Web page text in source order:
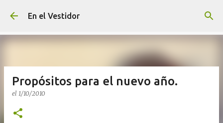
Ir al contenido principal
En el Vestidor
Propósitos para el nuevo año.
el 1/10/2010